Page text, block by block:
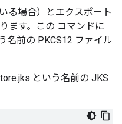
る場合）とエクスポート
ます。この コマンドに
名前の PKCS12 ファイル
という名前の JKS